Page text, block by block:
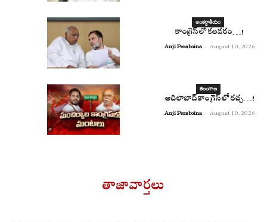
అంతర్జాతీయం
కాంగ్రెస్ లో కలవరం…!
Anji Peraboina - August 10, 2026
తెలంగాణ
ఆదిలాబాద్ కాంగ్రెస్ లో రచ్చ…!
Anji Peraboina - August 10, 2026
తాజావార్తలు